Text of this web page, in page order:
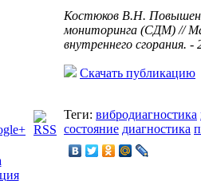
Костюков В.Н.
мониторинга (СДМ) //
внутреннего сгорания.
Скачать публикацию
Теги: вибродиагностика
состояние диагностика